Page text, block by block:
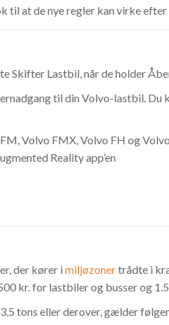
at de nye regler kan virke efter
Skifter Lastbil, når de holder
til din Volvo-lastbil.
Volvo FMX, Volvo FH og
Reality app’en
der kører i miljøzonertrådte i
kr. for lastbiler og busser og
tons eller derover, gælder